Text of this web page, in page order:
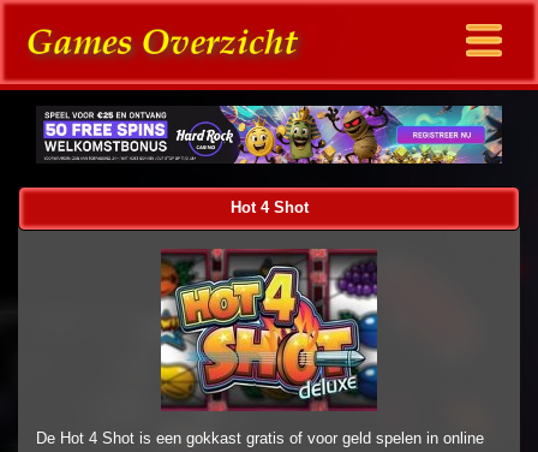
Hot 4 Shot
De Hot 4 Shot is een gokkast gratis of voor geld spelen in online